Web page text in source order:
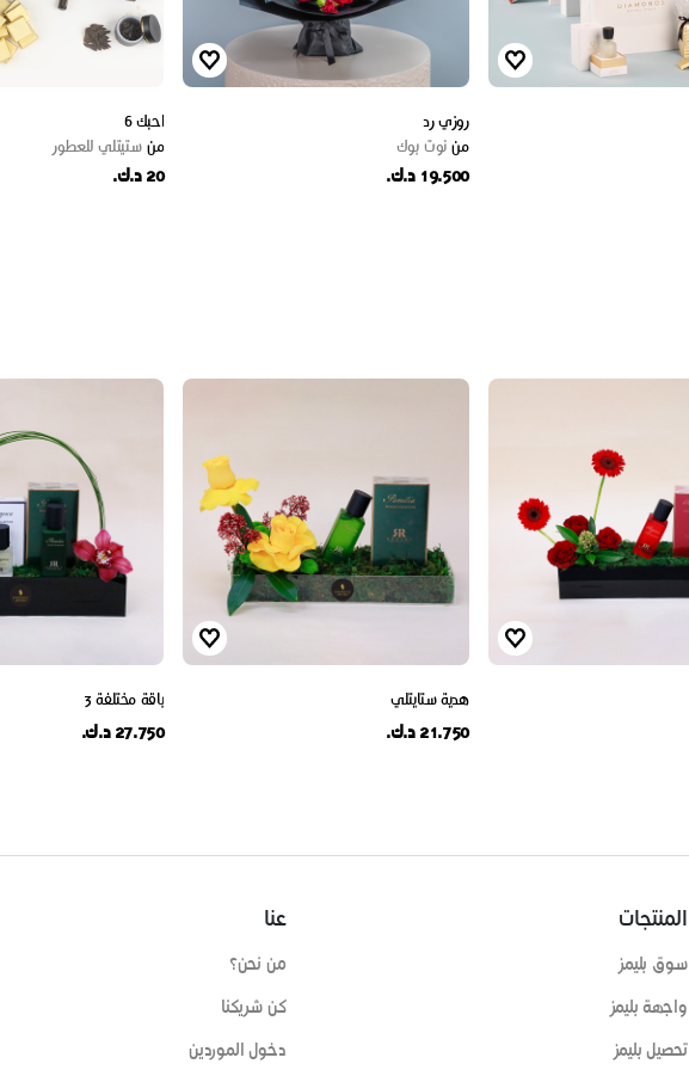
روزي رد
مننوت بوك
19.500 د.ك.
احبك 6
من ستيتلي للعطور
20 د.ك.
هدية ستايتلي
21.750 د.ك.
باقة مختلفة 3
27.750 د.ك.
المنتجات
سوق بليمز
واجهة بليمز
تحصيل بليمز
عنا
من نحن؟
كن شريكنا
دخول الموردين